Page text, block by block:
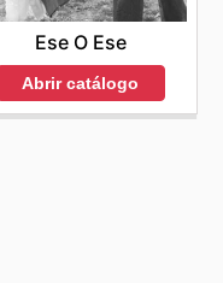
Ese O Ese
Abrir catálogo